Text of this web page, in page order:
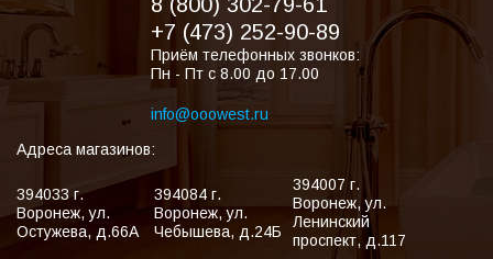
+7 (473) 252-90-89
Приём телефонных звонков:
Пн - Пт с 8.00 до 17.00
info@ooowest.ru
Адреса магазинов:
394033 г.
Воронеж,ул.
Остужева, д.66А
394084 г.
Воронеж,ул.
Чебышева, д.24Б
394007 г.
Воронеж,ул.
Ленинский
проспект, д.117